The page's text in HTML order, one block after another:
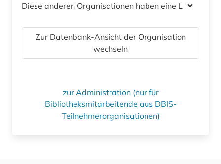
Diese anderen Organisationen haben eine Lizenz
Zur Datenbank-Ansicht der Organisation
wechseln
zur Administration (nur für
Bibliotheksmitarbeitende aus DBIS-
Teilnehmerorganisationen)